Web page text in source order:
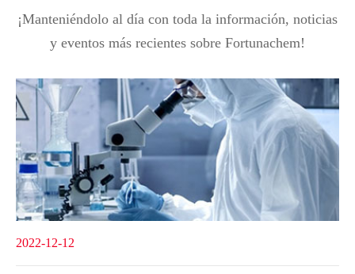
¡Manteniéndolo al día con toda la información, noticias
y eventos más recientes sobre Fortunachem!
2022-12-12